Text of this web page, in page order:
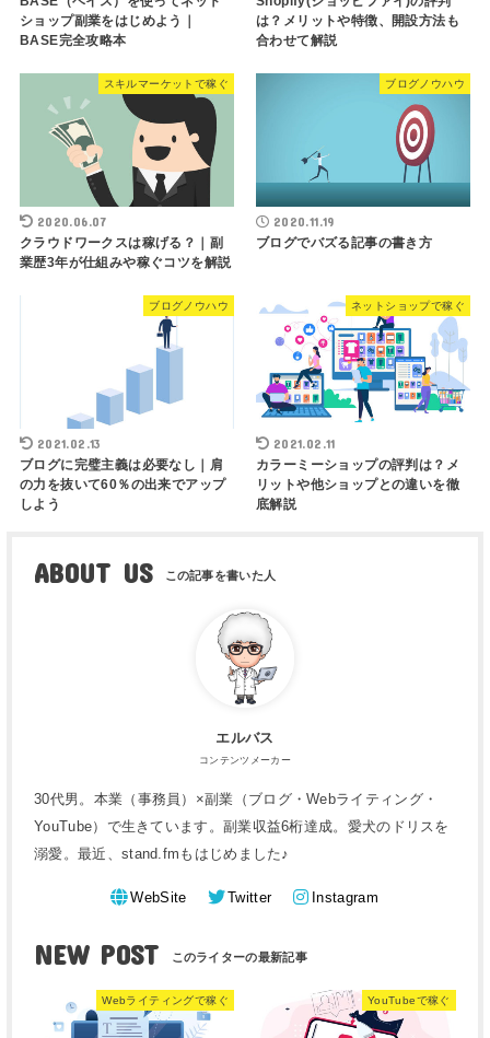
ショップ副業をはじめよう｜
BASE完全攻略本
は？メリットや特徴、開設方法も
合わせて解説
スキルマーケットで稼ぐ
2020.06.07
クラウドワークスは稼げる？｜副
業歴3年が仕組みや稼ぐコツを解説
ブログノウハウ
2020.11.19
ブログでバズる記事の書き方
ブログノウハウ
2021.02.13
ブログに完璧主義は必要なし｜肩
の力を抜いて60％の出来でアップ
しよう
ネットショップで稼ぐ
2021.02.11
カラーミーショップの評判は？メ
リットや他ショップとの違いを徹
底解説
ABOUT US
エルバス
コンテンツメーカー
30代男。本業（事務員）×副業（ブログ・Webライティング・
YouTube）で生きています。副業収益6桁達成。愛犬のドリスを
溺愛。最近、stand.fmもはじめました♪
WebSite Twitter Instagram
NEW POST
Webライティングで稼ぐ YouTubeで稼ぐ